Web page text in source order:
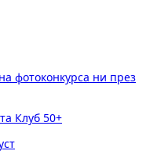
фотоконкурса ни през
Клуб 50+